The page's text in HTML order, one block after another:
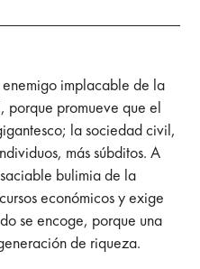
implacable de la
porque promueve que el
la sociedad civil,
más súbditos. A
bulimia de la
económicos y exige
se encoge, porque una
de riqueza.